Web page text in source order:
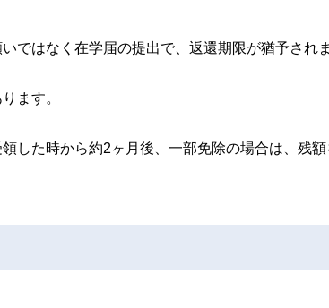
ではなく在学届の提出で、返還期限が猶予されま
ます。
した時から約2ヶ月後、一部免除の場合は、残額